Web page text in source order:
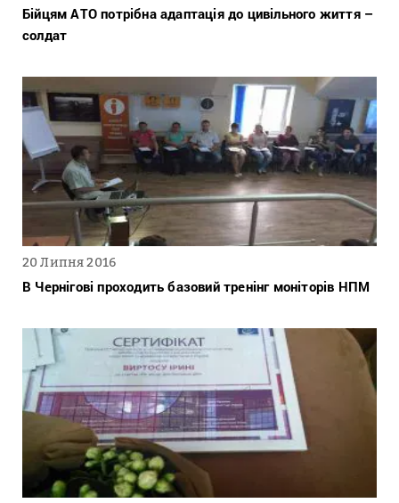
Бійцям АТО потрібна адаптація до цивільного життя –
солдат
20 Липня 2016
В Чернігові проходить базовий тренінг моніторів НПМ